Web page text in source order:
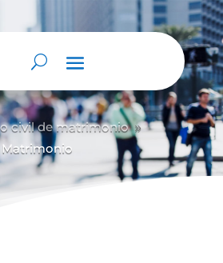
civil de matrimonio 9
Matrimonio